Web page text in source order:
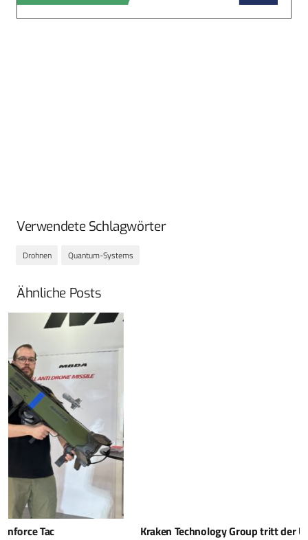
Verwendete Schlagwörter
Drohnen Quantum-Systems
Ähnliche Posts
Kraken Technology Group tritt der UXS Alliance bei